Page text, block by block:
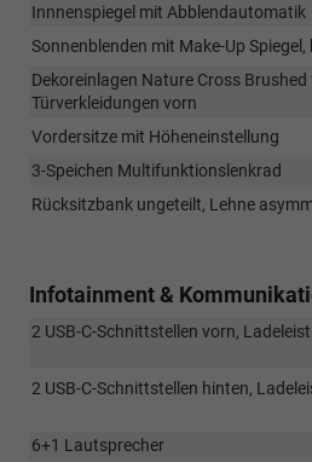
Innnenspiegel mit Abblendautomatik
Sonnenblenden mit Make-Up Spiegel,
Dekoreinlagen Nature Cross
Türverkleidungen vorn
Vordersitze mit Höheneinstellung
3-Speichen Multifunktionslenkrad
Rücksitzbank ungeteilt, Lehne
Infotainment &
2 USB-C-Schnittstellen vorn,
2 USB-C-Schnittstellen hinten,
6+1 Lautsprecher